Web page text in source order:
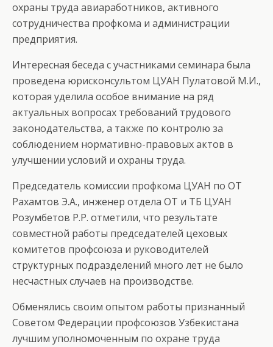
охраны труда авиаработников, активного
сотрудничества профкома и администрации
предприятия.
Интересная беседа с участниками семинара была
проведена юрисконсультом ЦУАН Пулатовой М.И.,
которая уделила особое внимание на ряд
актуальных вопросах требований трудового
законодательства, а также по контролю за
соблюдением нормативно-правовых актов в
улучшении условий и охраны труда.
Председатель комиссии профкома ЦУАН по ОТ
Рахамтов Э.А., инженер отдела ОТ и ТБ ЦУАН
Розумбетов Р.Р. отметили, что результате
совместной работы председателей цеховых
комитетов профсоюза и руководителей
структурных подразделений много лет не было
несчастных случаев на производстве.
Обменялись своим опытом работы признанный
Советом Федерации профсоюзов Узбекистана
лучшим уполномоченным по охране труда